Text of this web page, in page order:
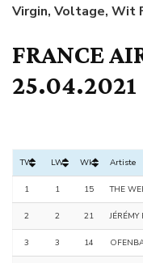
Virgin, Voltage, Wit
FRANCE
25.04.2021
TW LW Wks Artiste
1 1 15 THE
2 2 21 JÉRÉMY
3 3 14